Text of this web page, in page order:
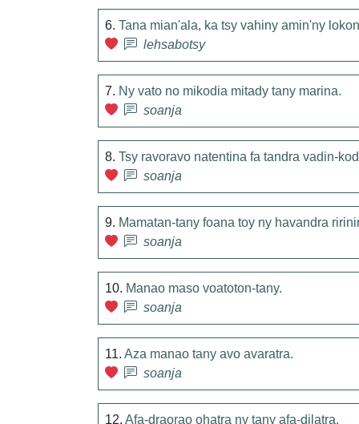
6. Tana mian'ala, ka tsy vahiny amin'ny
lehsabotsy
7. Ny vato no mikodia mitady tany marina.
soanja
8. Tsy ravoravo natentina fa tandra vadin-
soanja
9. Mamatan-tany foana toy ny havandra
soanja
10. Manao maso voatoton-tany.
soanja
11. Aza manao tany avo avaratra.
soanja
12. Afa-draorao ohatra ny tany afa-dilatra.